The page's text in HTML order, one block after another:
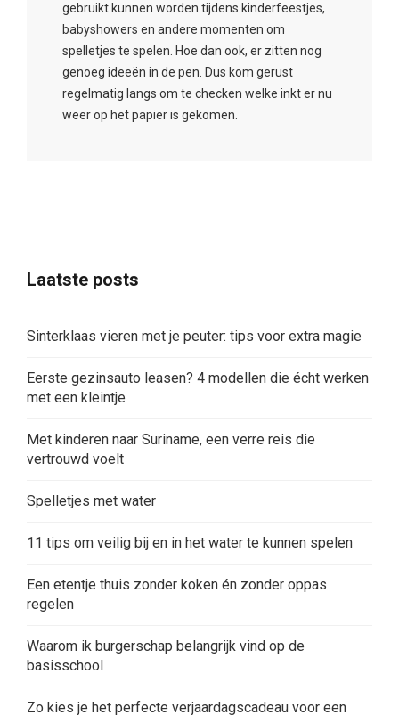
gebruikt kunnen worden tijdens kinderfeestjes,
babyshowers en andere momenten om
spelletjes te spelen. Hoe dan ook, er zitten nog
genoeg ideeën in de pen. Dus kom gerust
regelmatig langs om te checken welke inkt er nu
weer op het papier is gekomen.
Laatste posts
Sinterklaas vieren met je peuter: tips voor extra magie
Eerste gezinsauto leasen? 4 modellen die écht werken
met een kleintje
Met kinderen naar Suriname, een verre reis die
vertrouwd voelt
Spelletjes met water
11 tips om veilig bij en in het water te kunnen spelen
Een etentje thuis zonder koken én zonder oppas
regelen
Waarom ik burgerschap belangrijk vind op de
basisschool
Zo kies je het perfecte verjaardagscadeau voor een